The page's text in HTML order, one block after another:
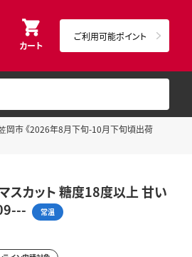
カート
ご利用可能ポイント
岡市 《2026年8月下旬-10月下旬頃出荷
スカット 糖度18度以上 甘い
常温